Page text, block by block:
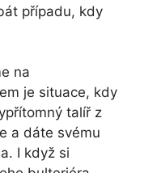
případu, kdy
na
je situace, kdy
talíř z
a dáte svému
I když si